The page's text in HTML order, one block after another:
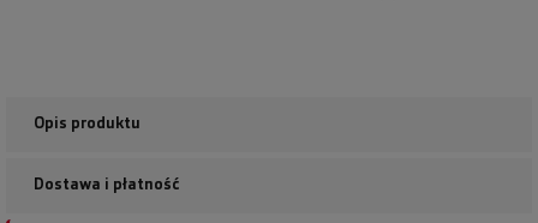
Opis produktu
Dostawa i płatność